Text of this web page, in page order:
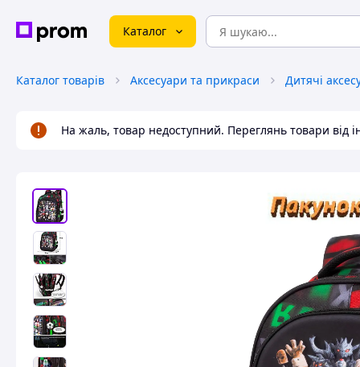
Каталог
Каталог товарів Аксесуари та прикраси Дитячі
На жаль, товар недоступний. Переглянь товари від